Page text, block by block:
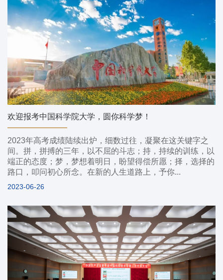
欢迎报考中国科学院大学，圆你科学梦！
2023年高考成绩陆续出炉，细数过往，凝聚在这关键字之
间。拼，拼搏的三年，以不屈的斗志；持，持续的训练，以
端正的态度；梦，梦想着明日，盼望得偿所愿；择，选择的
路口，叩问初心所念。在新的人生道路上，予你...
2023-06-26